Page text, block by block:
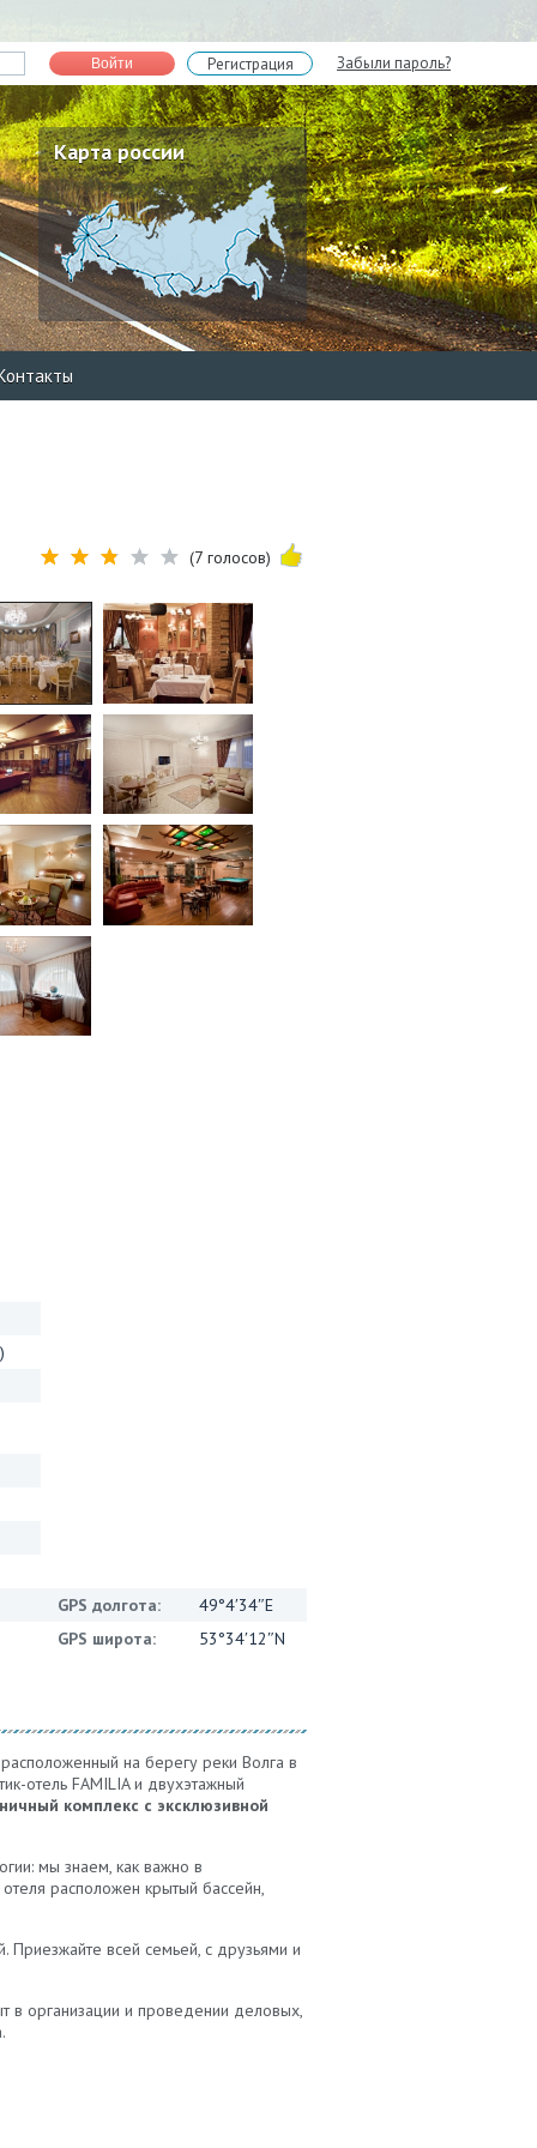
Войти Регистрация Забыли пароль?
Карта россии
(7 голосов)
GPS долгота:
49°4′34″E
GPS широта: 53°34′12″N
на берегу реки Волга в
отель FAMILIA и двухэтажный
комплекс с эксклюзивной
мы знаем, как важно в
расположен крытый бассейн,
Приезжайте всей семьей, с друзьями и
в организации и проведении деловых,